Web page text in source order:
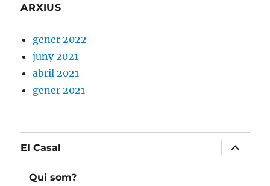
ARXIUS
gener 2022
juny 2021
abril 2021
gener 2021
El Casal
amplia
el
menú
Qui som?